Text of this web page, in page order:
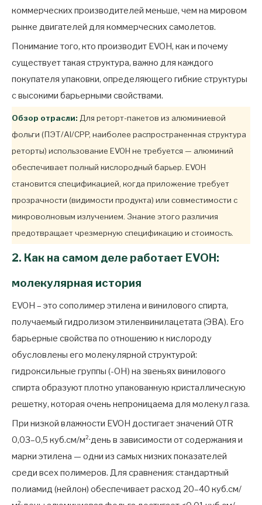
коммерческих производителей меньше, чем на мировом
рынке двигателей для коммерческих самолетов.
Понимание того, кто производит EVOH, как и почему
существует такая структура, важно для каждого
покупателя упаковки, определяющего гибкие структуры
с высокими барьерными свойствами.
Обзор отрасли: Для реторт-пакетов из алюминиевой
фольги (ПЭТ/Al/CPP, наиболее распространенная структура
реторты) использование EVOH не требуется — алюминий
обеспечивает полный кислородный барьер. EVOH
становится спецификацией, когда приложение требует
прозрачности (видимости продукта) или совместимости с
микроволновым излучением. Знание этого различия
предотвращает чрезмерную спецификацию и стоимость.
2. Как на самом деле работает EVOH:
молекулярная история
EVOH – это сополимер этилена и винилового спирта,
получаемый гидролизом этиленвинилацетата (ЭВА). Его
барьерные свойства по отношению к кислороду
обусловлены его молекулярной структурой:
гидроксильные группы (-ОН) на звеньях винилового
спирта образуют плотно упакованную кристаллическую
решетку, которая очень непроницаема для молекул газа.
При низкой влажности EVOH достигает значений OTR
0,03–0,5 куб.см/м²·день в зависимости от содержания и
марки этилена — одни из самых низких показателей
среди всех полимеров. Для сравнения: стандартный
полиамид (нейлон) обеспечивает расход 20–40 куб.см/